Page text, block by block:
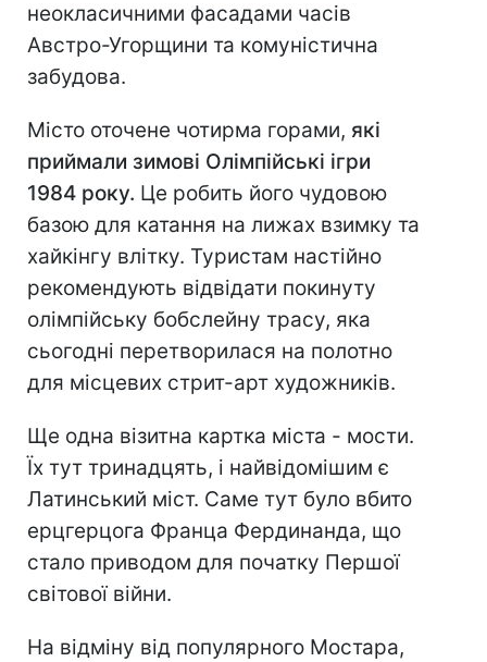
неокласичними фасадами часів
Австро-Угорщини та комуністична
забудова.
Місто оточене чотирма горами, які
приймали зимові Олімпійські ігри
1984 року. Це робить його чудовою
базою для катання на лижах взимку та
хайкінгу влітку. Туристам настійно
рекомендують відвідати покинуту
олімпійську бобслейну трасу, яка
сьогодні перетворилася на полотно
для місцевих стрит-арт художників.
Ще одна візитна картка міста - мости.
Їх тут тринадцять, і найвідомішим є
Латинський міст. Саме тут було вбито
ерцгерцога Франца Фердинанда, що
стало приводом для початку Першої
світової війни.
На відміну від популярного Мостара,